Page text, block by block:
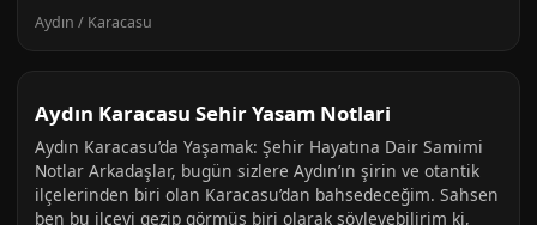
Aydın / Karacasu
Aydın Karacasu Sehir Yasam Notlari
Aydın Karacasu’da Yaşamak: Şehir Hayatına Dair Samimi
Notlar Arkadaşlar, bugün sizlere Aydın’ın şirin ve otantik
ilçelerinden biri olan Karacasu’dan bahsedeceğim. Sahsen
ben bu ilçeyi gezip görmüş biri olarak söyleyebilirim ki,